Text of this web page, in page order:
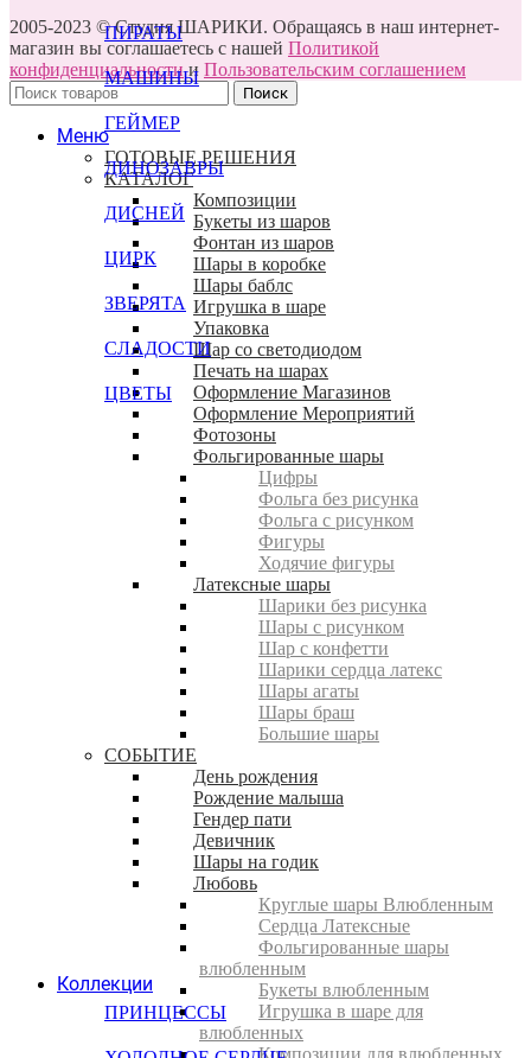
ПИРАТЫ
МАШИНЫ
ГЕЙМЕР
ДИНОЗАВРЫ
ДИСНЕЙ
ЦИРК
ЗВЕРЯТА
СЛАДОСТИ
ЦВЕТЫ
Коллекции
ПРИНЦЕССЫ
2005-2023 © Студия ШАРИКИ. Обращаясь в наш интернет-
магазин вы соглашаетесь с нашей Политикой
конфиденциальностии Пользовательским соглашением
Поиск
Меню
ГОТОВЫЕ РЕШЕНИЯ
КАТАЛОГ
Композиции
Букеты из шаров
Фонтан из шаров
Шары в коробке
Шары баблс
Игрушка в шаре
Упаковка
Шар со светодиодом
Печать на шарах
Оформление Магазинов
Оформление Мероприятий
Фотозоны
Фольгированные шары
Цифры
Фольга без рисунка
Фольга с рисунком
Фигуры
Ходячие фигуры
Латексные шары
Шарики без рисунка
Шары с рисунком
Шар с конфетти
Шарики сердца латекс
Шары агаты
Шары браш
Большие шары
СОБЫТИЕ
День рождения
Рождение малыша
Гендер пати
Девичник
Шары на годик
Любовь
Круглые шары Влюбленным
Сердца Латексные
Фольгированные шары
влюбленным
Букеты влюбленным
Игрушка в шаре для
влюбленных
Композиции для влюбленных